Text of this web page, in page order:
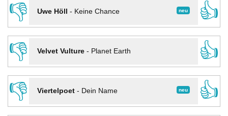
👎
neu
Uwe Höll - Keine Chance
👍
👎
Velvet Vulture- Planet Earth
👍
👎
neu
Viertelpoet- Dein Name
👍